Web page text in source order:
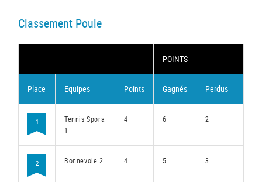
Classement Poule
POINTS
Place Equipes Points Gagnés Perdus
1
Tennis Spora
1
4 6 2
2 Bonnevoie 2 4 5 3